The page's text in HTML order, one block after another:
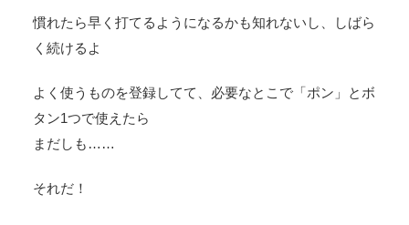
慣れたら早く打てるようになるかも知れないし、しばら
く続けるよ
よく使うものを登録してて、必要なとこで「ポン」とボ
タン1つで使えたら
まだしも……
それだ！